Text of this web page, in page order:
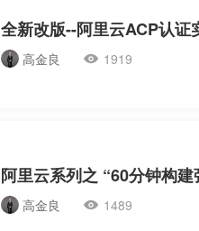
全新改版--阿里云ACP认证
高金良 1919
高金良 1489